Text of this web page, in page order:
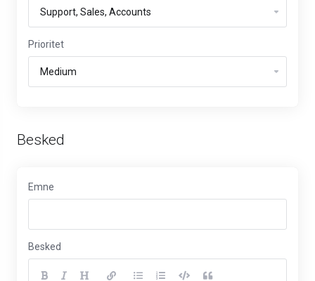
Prioritet
Besked
Emne
Besked